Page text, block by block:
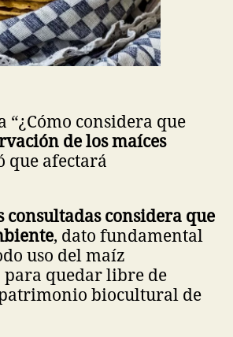
considera que
de los maíces
que afectará
consultadas considera que
, dato fundamental
uso del maíz
para quedar libre de
biocultural de